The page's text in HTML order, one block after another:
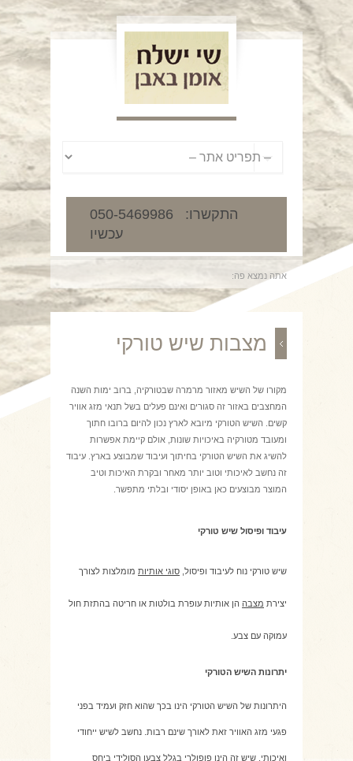
050-5469986 :התקשרו
עכשיו
אתה נמצא פה:
מצבות שיש טורקי
מקורו של השיש מאזור מרמרה שבטורקיה, ברוב ימות השנה
המחצבים באזור זה סגורים ואינם פעלים בשל תנאי מזג אוויר
קשים. השיש הטורקי מיובא לארץ נכון להיום ברובו חתוך
ומעובד מטורקיה באיכויות שונות, אולם קיימת אפשרות
להשיג את השיש הטורקי בחיתוך ועיבוד שמבוצע בארץ. עיבוד
זה נחשב לאיכותי וטוב יותר מאחר ובקרת האיכות וטיב
המוצר מבוצעים כאן באופן יסודי ובלתי מתפשר.
עיבוד ופיסול שיש טורקי
שיש טורקי נוח לעיבוד ופיסול, סוגי אותיות מומלצות לצורך
יצירת מצבה הן אותיות עופרת בולטות או חריטה בהתזת חול
עמוקה עם צבע.
יתרונות השיש הטורקי
היתרונות של השיש הטורקי הינו בכך שהוא חזק ועמיד בפני
פגעי מזג האוויר זאת לאורך שינם רבות. נחשב לשיש ייחודי
ואיכותי. שיש זה הינו פופולרי בגלל צבעו הסולידי ביחס